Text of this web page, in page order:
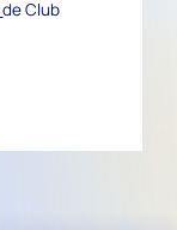
de Club